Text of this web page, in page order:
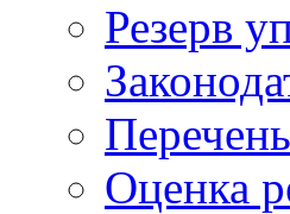
Резерв
Оценка